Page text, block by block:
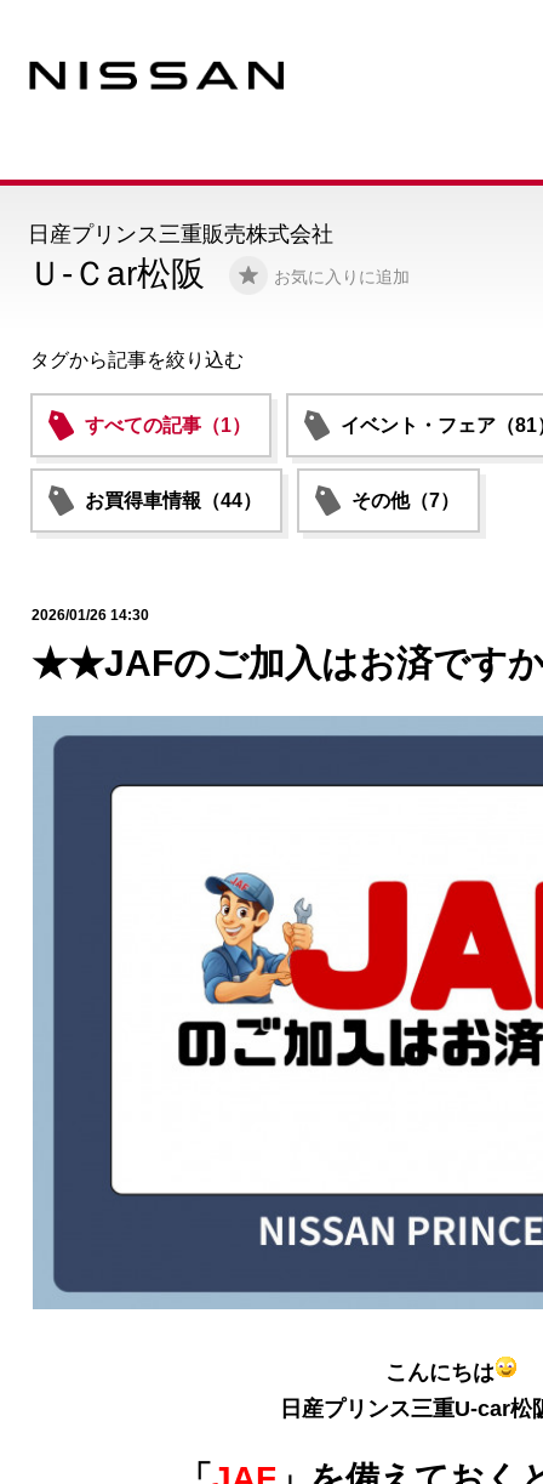
Ｕ-Ｃar松阪 お気に入りに追加
日産プリンス三重販売株式会社
タグから記事を絞り込む
すべての記事（1） イベント・フェア（81
お買得車情報（44） その他（7）
2026/01/26 14:30
★★JAFのご加入はお済です
こんにちは
日産プリンス三重U-car松